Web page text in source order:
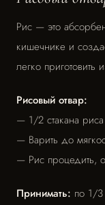
Рис — это
кишечнике и
легко приготовить
Рисовый отвар:
— 1/2 стакана
— Варить до
— Рис процедить,
Принимать: по 1/